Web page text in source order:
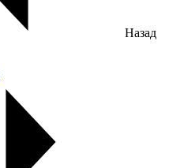
Назад